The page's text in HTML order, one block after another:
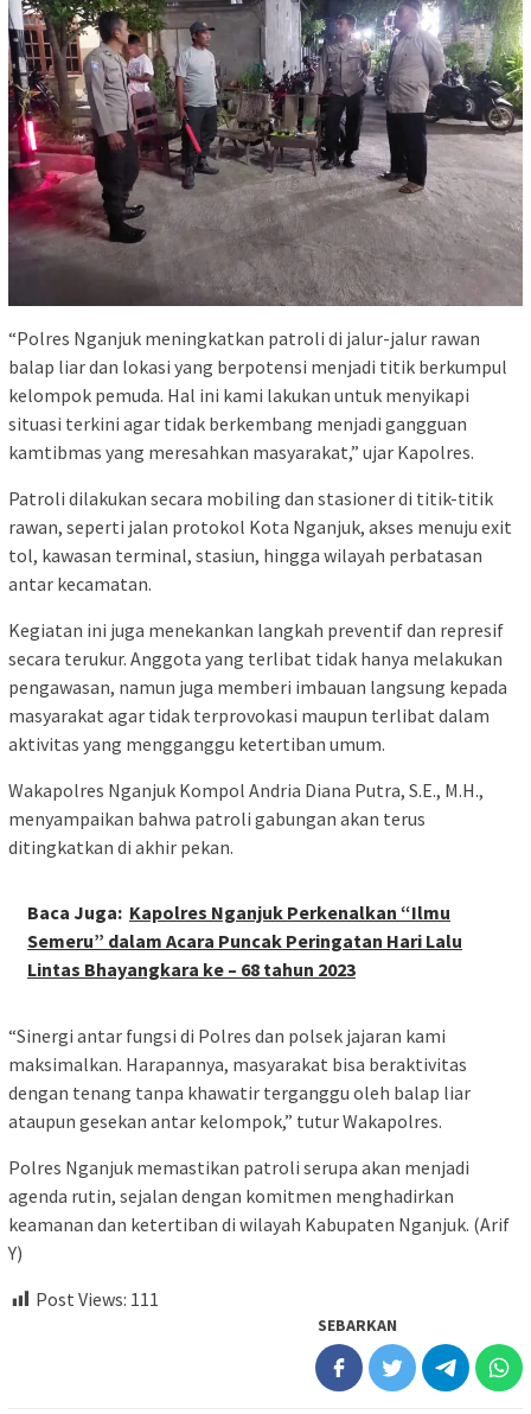
“Polres Nganjuk meningkatkan patroli di jalur-jalur rawan
balap liar dan lokasi yang berpotensi menjadi titik berkumpul
kelompok pemuda. Hal ini kami lakukan untuk menyikapi
situasi terkini agar tidak berkembang menjadi gangguan
kamtibmas yang meresahkan masyarakat,” ujar Kapolres.
Patroli dilakukan secara mobiling dan stasioner di titik-titik
rawan, seperti jalan protokol Kota Nganjuk, akses menuju exit
tol, kawasan terminal, stasiun, hingga wilayah perbatasan
antar kecamatan.
Kegiatan ini juga menekankan langkah preventif dan represif
secara terukur. Anggota yang terlibat tidak hanya melakukan
pengawasan, namun juga memberi imbauan langsung kepada
masyarakat agar tidak terprovokasi maupun terlibat dalam
aktivitas yang mengganggu ketertiban umum.
Wakapolres Nganjuk Kompol Andria Diana Putra, S.E., M.H.,
menyampaikan bahwa patroli gabungan akan terus
ditingkatkan di akhir pekan.
Baca Juga: Kapolres Nganjuk Perkenalkan “Ilmu
Semeru” dalam Acara Puncak Peringatan Hari Lalu
Lintas Bhayangkara ke – 68 tahun 2023
“Sinergi antar fungsi di Polres dan polsek jajaran kami
maksimalkan. Harapannya, masyarakat bisa beraktivitas
dengan tenang tanpa khawatir terganggu oleh balap liar
ataupun gesekan antar kelompok,” tutur Wakapolres.
Polres Nganjuk memastikan patroli serupa akan menjadi
agenda rutin, sejalan dengan komitmen menghadirkan
keamanan dan ketertiban di wilayah Kabupaten Nganjuk. (Arif
Y)
Post Views: 111
SEBARKAN